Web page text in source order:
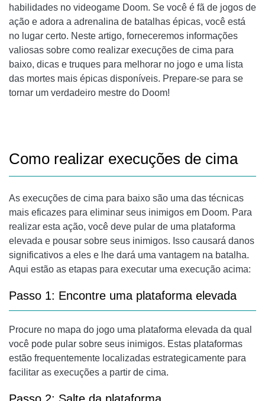
1. QUAL É A MELHOR PLATAFORMA PARA JOGAR DOOM?
2. EXISTEM MODS PARA DOOM?
CONCLUSÃO
habilidades no videogame Doom. Se você é fã de jogos de
ação e adora a adrenalina de batalhas épicas, você está
no lugar certo. Neste artigo, forneceremos informações
valiosas sobre como realizar execuções de cima para
baixo, dicas e truques para melhorar no jogo e uma lista
das mortes mais épicas disponíveis. Prepare-se para se
tornar um verdadeiro mestre do Doom!
Como realizar execuções de cima
As execuções de cima para baixo são uma das técnicas
mais eficazes para eliminar seus inimigos em Doom. Para
realizar esta ação, você deve pular de uma plataforma
elevada e pousar sobre seus inimigos. Isso causará danos
significativos a eles e lhe dará uma vantagem na batalha.
Aqui estão as etapas para executar uma execução acima:
Passo 1: Encontre uma plataforma elevada
Procure no mapa do jogo uma plataforma elevada da qual
você pode pular sobre seus inimigos. Estas plataformas
estão frequentemente localizadas estrategicamente para
facilitar as execuções a partir de cima.